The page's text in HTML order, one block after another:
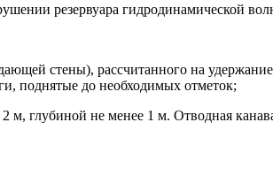
резервуара гидродинамической
стены), рассчитанного на
поднятые до необходимых отметок;
глубиной не менее 1 м. Отводная